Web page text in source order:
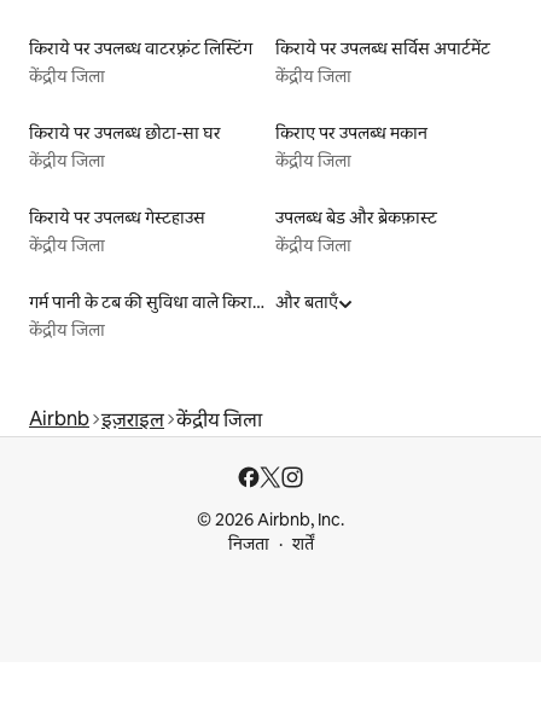
किराये पर उपलब्ध वाटरफ़्रंट लिस्टिंग
केंद्रीय जिला
किराये पर उपलब्ध सर्विस अपार्टमेंट
केंद्रीय जिला
किराये पर उपलब्ध छोटा-सा घर
केंद्रीय जिला
किराए पर उपलब्ध मकान
केंद्रीय जिला
किराये पर उपलब्ध गेस्टहाउस
केंद्रीय जिला
उपलब्ध बेड और ब्रेकफ़ास्ट
केंद्रीय जिला
गर्म पानी के टब की सुविधा वाले किराये पर उपलब्ध यर्ट टेंट
केंद्रीय जिला
और बताएँ
Airbnb इज़राइल केंद्रीय जिला
© 2026 Airbnb, Inc.
निजता
शर्तें